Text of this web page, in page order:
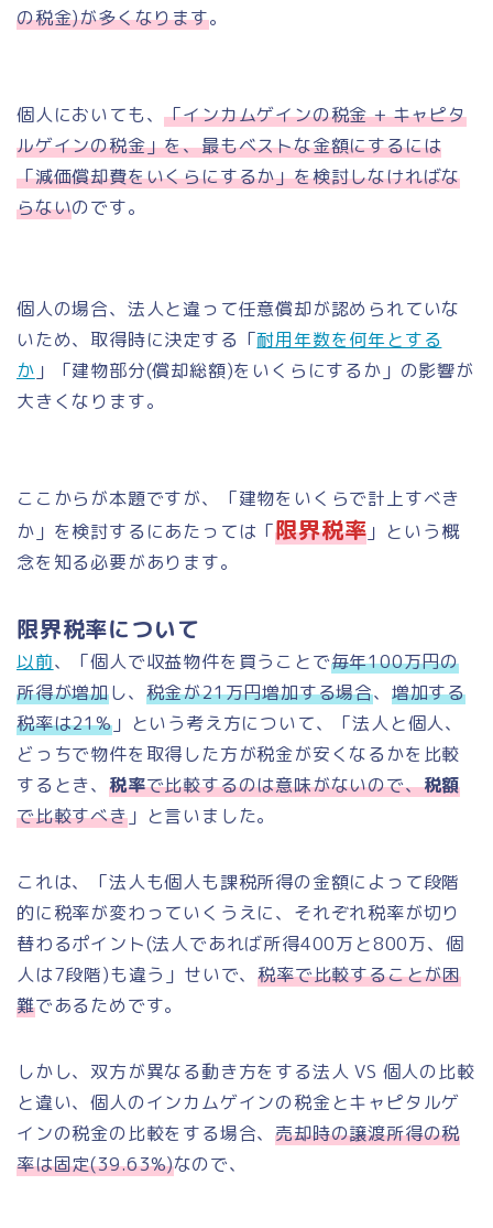
の税金)が多くなります。
個人においても、「インカムゲインの税金 + キャピタ
ルゲインの税金」を、最もベストな金額にするには
「減価償却費をいくらにするか」を検討しなければな
らないのです。
個人の場合、法人と違って任意償却が認められていな
いため、取得時に決定する「耐用年数を何年とする
か 」「建物部分(償却総額)をいくらにするか」の影響が
大きくなります。
ここからが本題ですが、「建物をいくらで計上すべき
か」を検討するにあたっては「限界税率 」という概
念を知る必要があります。
限界税率について
以前、「個人で収益物件を買うことで毎年100万円の
所得が増加し、 税金が21万円増加する場合、 増加する
税率は21%」という考え方について、「法人と個人、
どっちで物件を取得した方が税金が安くなるかを比較
するとき、 税率で比較するのは意味がないので、税額
で比較すべき」と言いました。
これは、「法人も個人も課税所得の金額によって段階
的に税率が変わっていくうえに、それぞれ税率が切り
替わるポイント(法人であれば所得400万と800万、個
人は7段階)も違う」せいで、税率で比較することが困
難であるためです。
しかし、双方が異なる動き方をする法人 VS 個人の比較
と違い、個人のインカムゲインの税金とキャピタルゲ
インの税金の比較をする場合、売却時の譲渡所得の税
率は固定(39.63%)なので、